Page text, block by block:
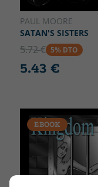
PAUL MOORE
SATAN'S SISTERS
5.72 € 5% DTO
5.43 €
EBOOK